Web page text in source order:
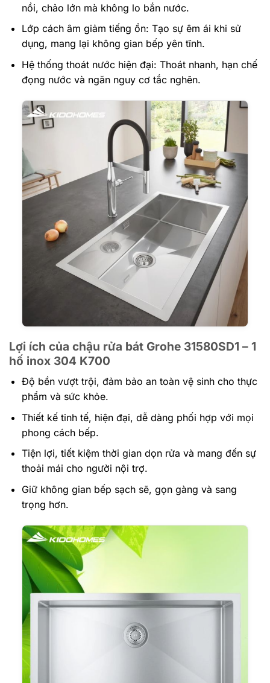
nồi, chảo lớn mà không lo bắn nước.
Lớp cách âm giảm tiếng ồn: Tạo sự êm ái khi sử
dụng, mang lại không gian bếp yên tĩnh.
Hệ thống thoát nước hiện đại: Thoát nhanh, hạn chế
đọng nước và ngăn nguy cơ tắc nghẽn.
Lợi ích của chậu rửa bát Grohe 31580SD1 – 1
hố inox 304 K700
Độ bền vượt trội, đảm bảo an toàn vệ sinh cho thực
phẩm và sức khỏe.
Thiết kế tinh tế, hiện đại, dễ dàng phối hợp với mọi
phong cách bếp.
Tiện lợi, tiết kiệm thời gian dọn rửa và mang đến sự
thoải mái cho người nội trợ.
Giữ không gian bếp sạch sẽ, gọn gàng và sang
trọng hơn.